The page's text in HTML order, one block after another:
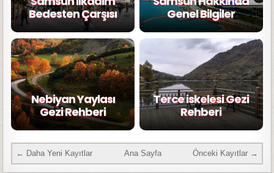
Bedesten Çarşısı
Genel Bilgiler
Nebiyan Yaylası
Gezi Rehberi
Terce iskelesi Gezi
Rehberi
← Daha Yeni Kayıtlar Önceki Kayıtlar →
Ana Sayfa